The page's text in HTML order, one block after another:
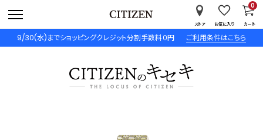
9/30(水)までショッピングクレジット分割手数料０円 ご利用条件はこちら
ストア お気に入り カート
0